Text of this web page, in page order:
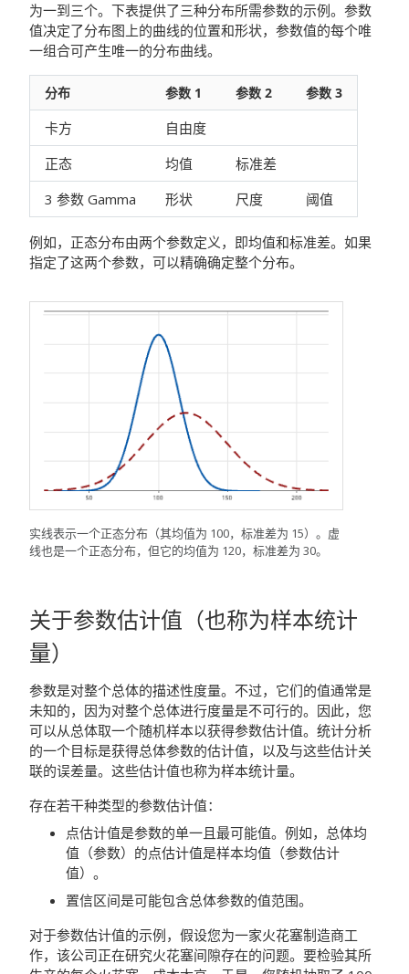
为一到三个。下表提供了三种分布所需参数的示例。参数
值决定了分布图上的曲线的位置和形状，参数值的每个唯
一组合可产生唯一的分布曲线。
分布 参数 1 参数 2 参数 3
卡方
自由度
正态
均值
标准差
3 参数 Gamma
形状 尺度 阈值
例如，正态分布由两个参数定义，即均值和标准差。如果
指定了这两个参数，可以精确确定整个分布。
实线表示一个正态分布（其均值为 100，标准差为 15）。虚
线也是一个正态分布，但它的均值为 120，标准差为 30。
关于参数估计值（也称为样本统计
量）
参数是对整个总体的描述性度量。不过，它们的值通常是
未知的，因为对整个总体进行度量是不可行的。因此，您
可以从总体取一个随机样本以获得参数估计值。统计分析
的一个目标是获得总体参数的估计值，以及与这些估计关
联的误差量。这些估计值也称为样本统计量。
存在若干种类型的参数估计值：
点估计值是参数的单一且最可能值。例如，总体均
值（参数）的点估计值是样本均值（参数估计
值）。
置信区间是可能包含总体参数的值范围。
对于参数估计值的示例，假设您为一家火花塞制造商工
作，该公司正在研究火花塞间隙存在的问题。要检验其所